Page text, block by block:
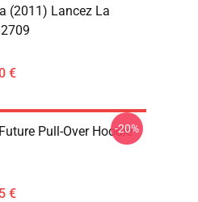
(2011) Lancez La
€
Pull-Over Hoodie
€
-20%